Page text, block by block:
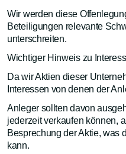
Wir werden diese
Beteiligungen relevante
unterschreiten.
Wichtiger Hinweis zu
Da wir Aktien dieser
Interessen von denen der
Anleger sollten davon
jederzeit verkaufen können,
Besprechung der Aktie, was
kann.